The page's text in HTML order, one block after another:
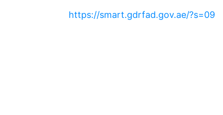
https://smart.gdrfad.gov.ae/?s=09